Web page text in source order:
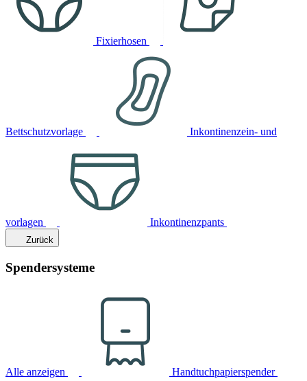
Fixierhosen
Bettschutzvorlage Inkontinenzein- und
vorlagen Inkontinenzpants
Zurück
Spendersysteme
Alle anzeigen Handtuchpapierspender